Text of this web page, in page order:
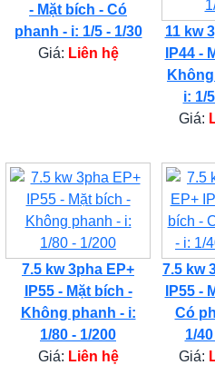
- Mặt bích - Có
phanh - i: 1/5 - 1/30
Giá: Liên hệ
11 kw
IP44 -
i: 1/
Giá:
7.5 kw 3pha EP+
IP55 - Mặt bích -
Không phanh - i:
1/80 - 1/200
Giá: Liên hệ
7.5 kw
IP55 -
Có
1/
Giá: